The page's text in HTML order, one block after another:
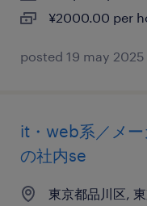
¥2000.00 per
posted 19 may 2025
it・web系／メー
の社内se
東京都品川区,